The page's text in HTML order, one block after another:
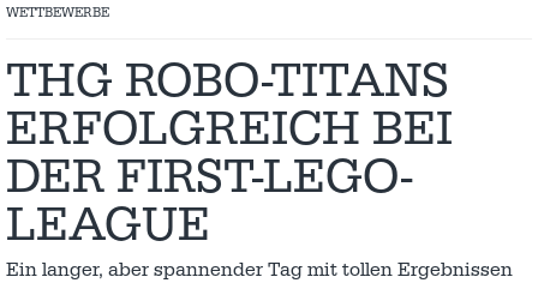
WETTBEWERBE
THG ROBO-TITANS
ERFOLGREICH BEI
DER FIRST-LEGO-
LEAGUE
Ein langer, aber spannender Tag mit tollen Ergebnissen